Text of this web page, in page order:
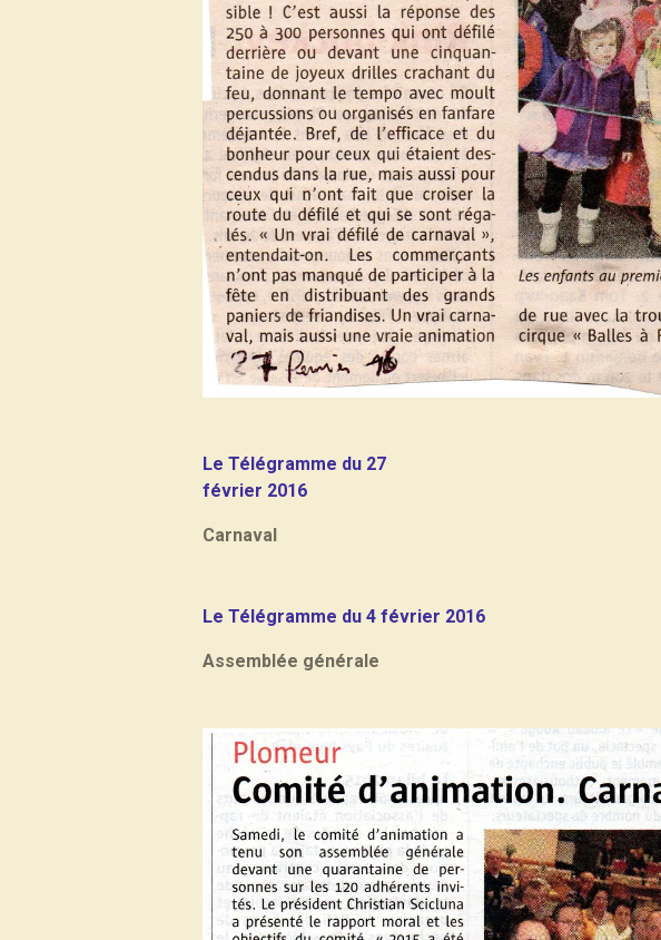
Le Télégramme du 27
février 2016
Carnaval
Le Télégramme du 4 février 2016
Assemblée générale